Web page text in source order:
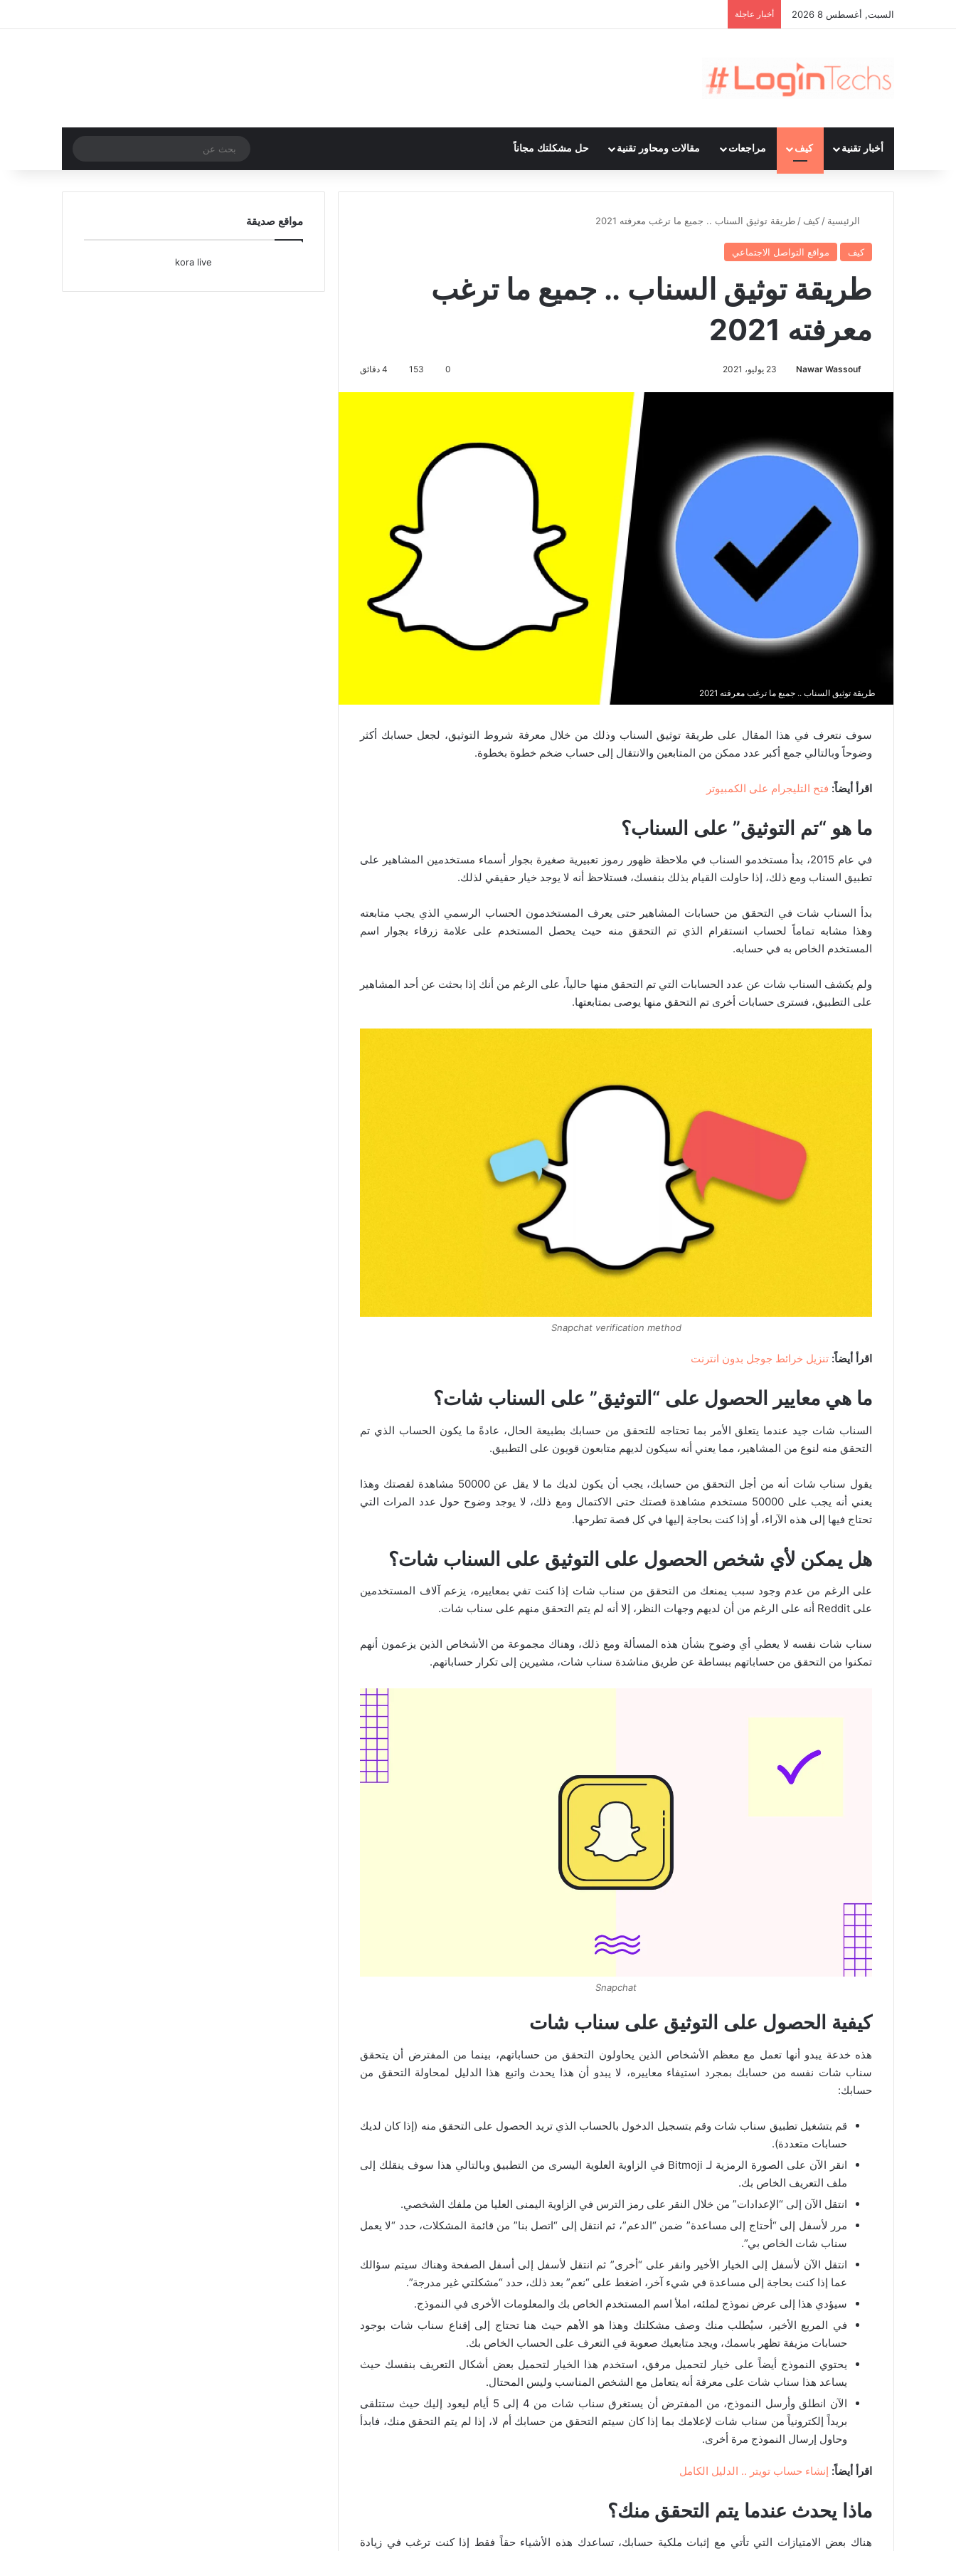
السبت, أغسطس 8 2026 أخبار عاجلة
أخبار تقنية كيف مراجعات مقالات ومحاور تقنية حل مشكلتك مجاناً
عن
الرئيسية / كيف / طريقة توثيق السناب .. جميع ما ترغب معرفته 2021
كيف مواقع التواصل الاجتماعي
طريقة توثيق السناب .. جميع ما ترغب
معرفته 2021
Nawar Wassouf 23 يوليو، 2021 0
153
طريقة توثيق السناب .. جميع ما ترغب معرفته 2021
سوف نتعرف في هذا المقال على طريقة توثيق السناب وذلك من خلال معرفة شروط التوثيق، لجعل حسابك أكثر
وضوحاً وبالتالي جمع أكبر عدد ممكن من المتابعين والانتقال إلى حساب ضخم خطوة بخطوة.
اقرأ أيضاً: فتح التليجرام على الكمبيوتر
ما هو “تم التوثيق” على السناب؟
في عام 2015، بدأ مستخدمو السناب في ملاحظة ظهور رموز تعبيرية صغيرة بجوار أسماء مستخدمين المشاهير على
تطبيق السناب ومع ذلك، إذا حاولت القيام بذلك بنفسك، فستلاحظ أنه لا يوجد خيار حقيقي لذلك.
بدأ السناب شات في التحقق من حسابات المشاهير حتى يعرف المستخدمون الحساب الرسمي الذي يجب متابعته
وهذا مشابه تماماً لحساب انستقرام الذي تم التحقق منه حيث يحصل المستخدم على علامة زرقاء بجوار اسم
المستخدم الخاص به في حسابه.
ولم يكشف السناب شات عن عدد الحسابات التي تم التحقق منها حالياً، على الرغم من أنك إذا بحثت عن أحد المشاهير
على التطبيق، فسترى حسابات أخرى تم التحقق منها يوصى بمتابعتها.
Snapchat verification method
اقرأ أيضاً: تنزيل خرائط جوجل بدون انترنت
ما هي معايير الحصول على “التوثيق” على السناب شات؟
السناب شات جيد عندما يتعلق الأمر بما تحتاجه للتحقق من حسابك بطبيعة الحال، عادةً ما يكون الحساب الذي تم
التحقق منه لنوع من المشاهير، مما يعني أنه سيكون لديهم متابعون قويون على التطبيق.
يقول سناب شات أنه من أجل التحقق من حسابك، يجب أن يكون لديك ما لا يقل عن 50000 مشاهدة لقصتك وهذا
يعني أنه يجب على 50000 مستخدم مشاهدة قصتك حتى الاكتمال ومع ذلك، لا يوجد وضوح حول عدد المرات التي
تحتاج فيها إلى هذه الآراء، أو إذا كنت بحاجة إليها في كل قصة تطرحها.
هل يمكن لأي شخص الحصول على التوثيق على السناب شات؟
على الرغم من عدم وجود سبب يمنعك من التحقق من سناب شات إذا كنت تفي بمعاييره، يزعم آلاف المستخدمين
على Reddit أنه على الرغم من أن لديهم وجهات النظر، إلا أنه لم يتم التحقق منهم على سناب شات.
سناب شات نفسه لا يعطي أي وضوح بشأن هذه المسألة ومع ذلك، وهناك مجموعة من الأشخاص الذين يزعمون أنهم
تمكنوا من التحقق من حساباتهم ببساطة عن طريق مناشدة سناب شات، مشيرين إلى تكرار حساباتهم.
Snapchat
كيفية الحصول على التوثيق على سناب شات
هذه خدعة يبدو أنها تعمل مع معظم الأشخاص الذين يحاولون التحقق من حساباتهم، بينما من المفترض أن يتحقق
سناب شات نفسه من حسابك بمجرد استيفاء معاييره، لا يبدو أن هذا يحدث واتبع هذا الدليل لمحاولة التحقق من
حسابك:
قم بتشغيل تطبيق سناب شات وقم بتسجيل الدخول بالحساب الذي تريد الحصول على التحقق منه (إذا كان لديك
حسابات متعددة).
انقر الآن على الصورة الرمزية لـ Bitmoji في الزاوية العلوية اليسرى من التطبيق وبالتالي هذا سوف ينقلك إلى
ملف التعريف الخاص بك.
انتقل الآن إلى “الإعدادات” من خلال النقر على رمز الترس في الزاوية اليمنى العليا من ملفك الشخصي.
مرر لأسفل إلى “أحتاج إلى مساعدة” ضمن “الدعم”، ثم انتقل إلى “اتصل بنا” من قائمة المشكلات، حدد “لا يعمل
سناب شات الخاص بي”.
انتقل الآن لأسفل إلى الخيار الأخير وانقر على “أخرى” ثم انتقل لأسفل إلى أسفل الصفحة وهناك سيتم سؤالك
عما إذا كنت بحاجة إلى مساعدة في شيء آخر، اضغط على “نعم” بعد ذلك، حدد “مشكلتي غير مدرجة”.
سيؤدي هذا إلى عرض نموذج لملئه، املأ اسم المستخدم الخاص بك والمعلومات الأخرى في النموذج.
في المربع الأخير، سيُطلب منك وصف مشكلتك وهذا هو الأهم حيث هنا تحتاج إلى إقناع سناب شات بوجود
حسابات مزيفة تظهر باسمك، ويجد متابعيك صعوبة في التعرف على الحساب الخاص بك.
يحتوي النموذج أيضاً على خيار لتحميل مرفق، استخدم هذا الخيار لتحميل بعض أشكال التعريف بنفسك حيث
يساعد هذا سناب شات على معرفة أنه يتعامل مع الشخص المناسب وليس المحتال.
الآن انطلق وأرسل النموذج، من المفترض أن يستغرق سناب شات من 4 إلى 5 أيام ليعود إليك حيث ستتلقى
بريداً إلكترونياً من سناب شات لإعلامك بما إذا كان سيتم التحقق من حسابك أم لا، إذا لم يتم التحقق منك، فابدأ
وحاول إرسال النموذج مرة أخرى.
اقرأ أيضاً: إنشاء حساب تويتر .. الدليل الكامل
ماذا يحدث عندما يتم التحقق منك؟
هناك بعض الامتيازات التي تأتي مع إثبات ملكية حسابك، تساعدك هذه الأشياء حقاً فقط إذا كنت ترغب في زيادة
مواقع صديقة
kora live